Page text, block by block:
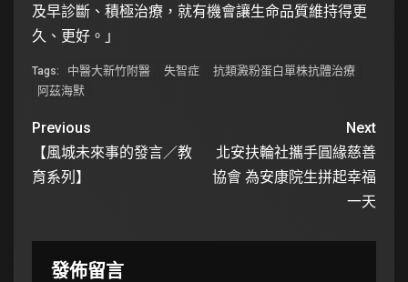
及早診斷、積極治療，就有機會讓生命品質維持得更
久、更好。」
Tags: 中醫大新竹附醫 失智症
抗類澱粉蛋白單株抗體治療
阿茲海默
Previous
【風城未來事的發言／教
育系列】
Next
北安扶輪社攜手圓緣慈善
協會 為安康院生拼起幸福
一天
發佈留言